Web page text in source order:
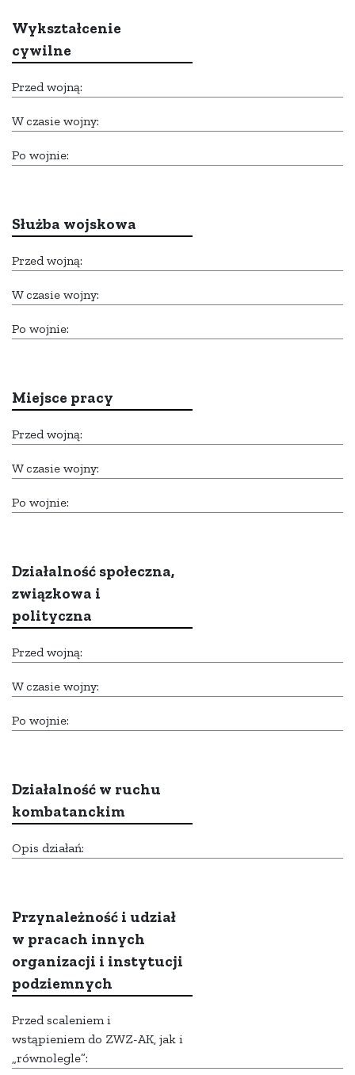
Wykształcenie
cywilne
Przed wojną:
W czasie wojny:
Po wojnie:
Służba wojskowa
Przed wojną:
W czasie wojny:
Po wojnie:
Miejsce pracy
Przed wojną:
W czasie wojny:
Po wojnie:
Działalność społeczna,
związkowa i
polityczna
Przed wojną:
W czasie wojny:
Po wojnie:
Działalność w ruchu
kombatanckim
Opis działań:
Przynależność i udział
w pracach innych
organizacji i instytucji
podziemnych
Przed scaleniem i
wstąpieniem do ZWZ-AK, jak i
„równolegle”: